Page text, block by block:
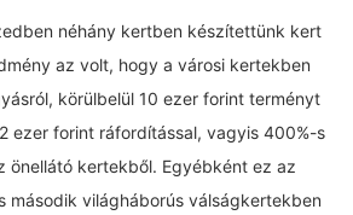
néhány kertben készítettünk kert
az volt, hogy a városi kertekben
körülbelül 10 ezer forint terményt
ezer forint ráfordítással, vagyis 400%-s
önellátó kertekből. Egyébként ez az
második világháborús válságkertekben